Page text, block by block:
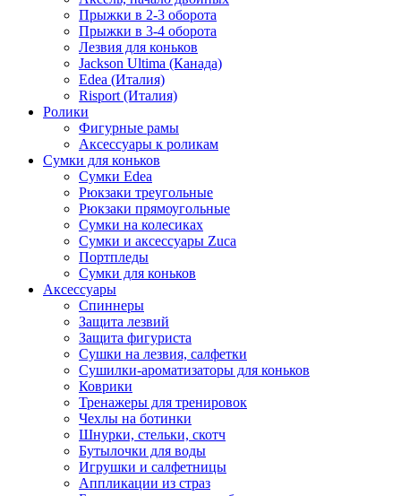
Прыжки в 2-3 оборота
Прыжки в 3-4 оборота
Лезвия для коньков
Jackson Ultima (Канада)
Edea (Италия)
Risport (Италия)
Ролики
Фигурные рамы
Аксессуары к роликам
Сумки для коньков
Сумки Edea
Рюкзаки треугольные
Рюкзаки прямоугольные
Сумки на колесиках
Сумки и аксессуары Zuca
Портпледы
Сумки для коньков
Аксессуары
Спиннеры
Защита лезвий
Защита фигуриста
Сушки на лезвия, салфетки
Сушилки-ароматизаторы для коньков
Коврики
Тренажеры для тренировок
Чехлы на ботинки
Шнурки, стельки, скотч
Бутылочки для воды
Игрушки и салфетницы
Аппликации из страз